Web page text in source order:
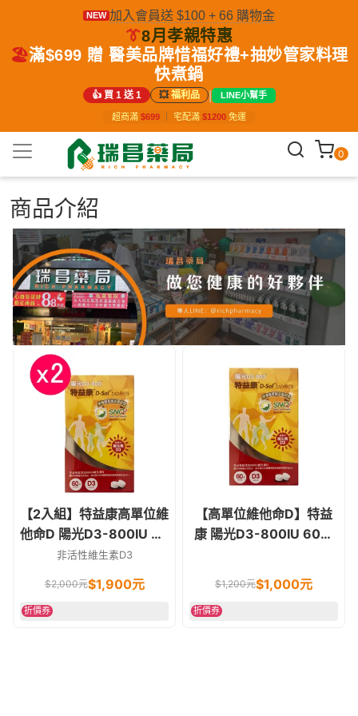
NEW 加入會員送 $100 + 66 購物金
👔8月孝親特惠
🏖️滿$699 贈 醫美品牌惜福好禮+抽妙管家料理
快煮鍋
👍 買 1 送 1 💥福利品 | LINE小幫手
超商滿 $699 宅配滿 $1200 免運
0
商品介紹
【2入組】特益康高單位維
他命D 陽光D3-800IU 60
錠
非活性維生素D3
$2,000元$1,900元
折價券
【高單位維他命D】特益
康 陽光D3-800IU 60錠
$1,200元$1,000元
折價券